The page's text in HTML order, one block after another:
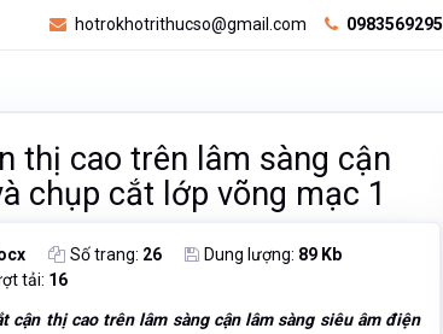
hotrokhotrithucso@gmail.com 0983569295
thị cao trên lâm sàng cận
chụp cắt lớp võng mạc 1
Số trang: 26 Dung lượng: 89 Kb
tải: 16
cận thị cao trên lâm sàng cận lâm sàng siêu âm điện